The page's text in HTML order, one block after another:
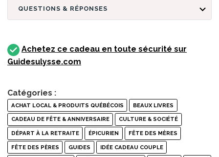
QUESTIONS & RÉPONSES
Achetez ce cadeau en toute sécurité sur
Guidesulysse.com
Catégories :
ACHAT LOCAL & PRODUITS QUÉBÉCOIS BEAUX LIVRES
CADEAU DE FÊTE & ANNIVERSAIRE CULTURE & SOCIÉTÉ
DÉPART À LA RETRAITE ÉPICURIEN FÊTE DES MÈRES
FÊTE DES PÈRES GUIDES IDÉE CADEAU COUPLE